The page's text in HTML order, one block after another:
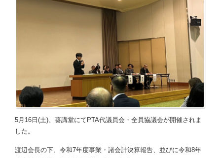
5月16日(土)、葵講堂にてPTA代議員会・全員協議会が開催されま
した。
渡辺会長の下、令和7年度事業・諸会計決算報告、並びに令和8年